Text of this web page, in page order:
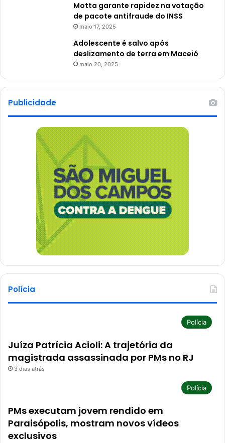
Motta garante rapidez na votação
de pacote antifraude do INSS
maio 17, 2025
Adolescente é salvo após
deslizamento de terra em Maceió
maio 20, 2025
Publicidade
Polícia
Polícia
Juíza Patrícia Acioli: A trajetória da
magistrada assassinada por PMs no RJ
3 dias atrás
Polícia
PMs executam jovem rendido em
Paraisópolis, mostram novos vídeos
exclusivos